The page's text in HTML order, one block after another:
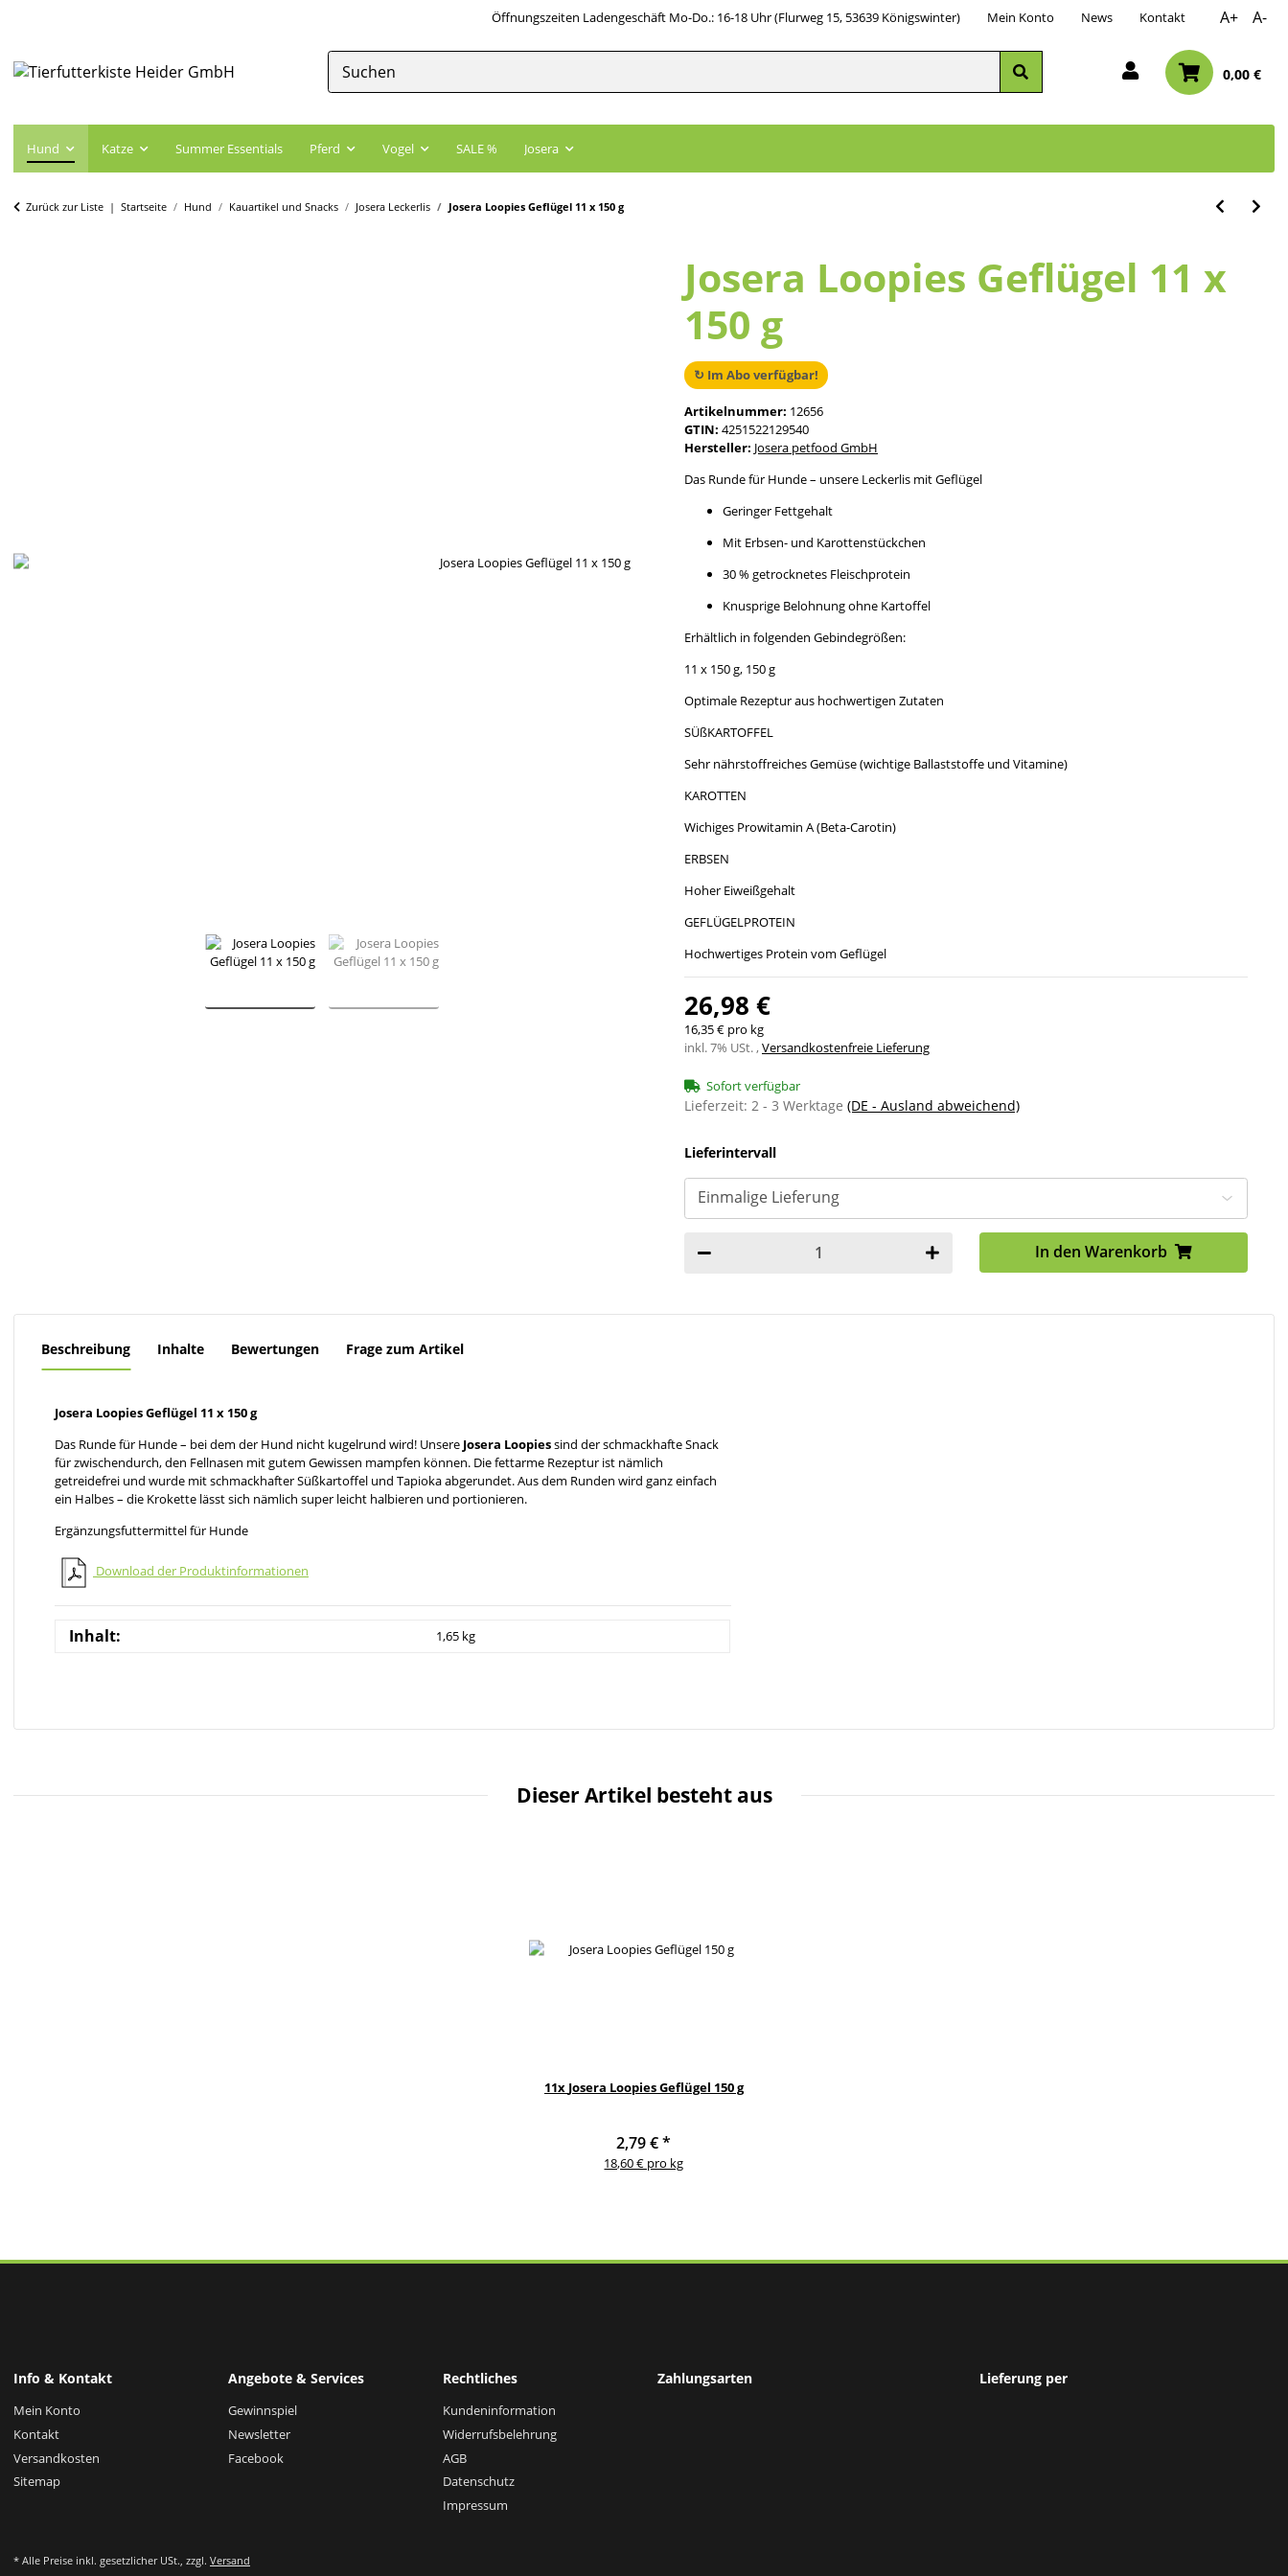
Öffnungszeiten Ladengeschäft Mo-Do.: 16-18 Uhr (Flurweg 15, 53639 Königswinter) Mein Konto News Kontakt A+ A-
0,00 €
Hund Katze Summer Essentials Pferd Vogel SALE % Josera
Zurück zur Liste Startseite Hund Kauartikel und Snacks Josera Leckerlis Josera Loopies Geflügel 11 x 150 g
Josera Loopies Geflügel 11 x
150 g
↻ Im Abo verfügbar!
Artikelnummer: 12656
GTIN: 4251522129540
Hersteller: Josera petfood GmbH
Das Runde für Hunde – unsere Leckerlis mit Geflügel
Geringer Fettgehalt
Mit Erbsen- und Karottenstückchen
30 % getrocknetes Fleischprotein
Knusprige Belohnung ohne Kartoffel
Erhältlich in folgenden Gebindegrößen:
11 x 150 g, 150 g
Optimale Rezeptur aus hochwertigen Zutaten
SÜßKARTOFFEL
Sehr nährstoffreiches Gemüse (wichtige Ballaststoffe und Vitamine)
KAROTTEN
Wichiges Prowitamin A (Beta-Carotin)
ERBSEN
Hoher Eiweißgehalt
GEFLÜGELPROTEIN
Hochwertiges Protein vom Geflügel
26,98 €
16,35 € pro kg
inkl. 7% USt. ,Versandkostenfreie Lieferung
Sofort verfügbar
Lieferzeit: 2 - 3 Werktage (DE - Ausland abweichend)
Lieferintervall
In den Warenkorb
Beschreibung Inhalte Bewertungen Frage zum Artikel
Josera Loopies Geflügel 11 x 150 g
Das Runde für Hunde – bei dem der Hund nicht kugelrund wird! Unsere Josera Loopiessind der schmackhafte Snack
für zwischendurch, den Fellnasen mit gutem Gewissen mampfen können. Die fettarme Rezeptur ist nämlich
getreidefrei und wurde mit schmackhafter Süßkartoffel und Tapioka abgerundet. Aus dem Runden wird ganz einfach
ein Halbes – die Krokette lässt sich nämlich super leicht halbieren und portionieren.
Ergänzungsfuttermittel für Hunde
Download der Produktinformationen
Inhalt: 1,65 kg
Dieser Artikel besteht aus
11x Josera Loopies Geflügel 150 g
2,79 €*
18,60 € pro kg
Info & Kontakt
Mein Konto
Kontakt
Versandkosten
Sitemap
Angebote & Services
Gewinnspiel
Newsletter
Facebook
Rechtliches
Kundeninformation
Widerrufsbelehrung
AGB
Datenschutz
Impressum
Zahlungsarten Lieferung per
* Alle Preise inkl. gesetzlicher USt., zzgl. Versand